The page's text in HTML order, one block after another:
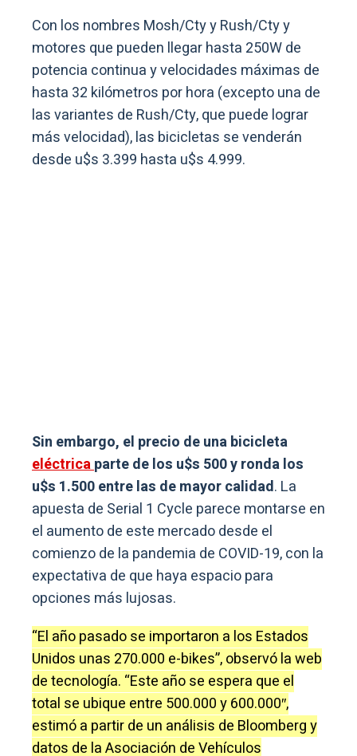
Con los nombres Mosh/Cty y Rush/Cty y
motores que pueden llegar hasta 250W de
potencia continua y velocidades máximas de
hasta 32 kilómetros por hora (excepto una de
las variantes de Rush/Cty, que puede lograr
más velocidad), las bicicletas se venderán
desde u$s 3.399 hasta u$s 4.999.
Sin embargo, el precio de una bicicleta
eléctricaparte de los u$s 500 y ronda los
u$s 1.500 entre las de mayor calidad. La
apuesta de Serial 1 Cycle parece montarse en
el aumento de este mercado desde el
comienzo de la pandemia de COVID-19, con la
expectativa de que haya espacio para
opciones más lujosas.
“El año pasado se importaron a los Estados
Unidos unas 270.000 e-bikes”, observó la web
de tecnología. “Este año se espera que el
total se ubique entre 500.000 y 600.000″,
estimó a partir de un análisis de Bloomberg y
datos de la Asociación de Vehículos